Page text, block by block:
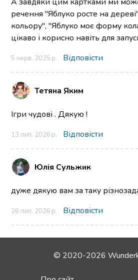
речення "Яблуко росте на
кольору", "Яблуко моє форму
цікаво і корисно навіть для
5 черв. 2025 р. Відповісти
Тетяна Яким
Ігри чудові . Дякую !
13 лип. 2026 р. Відповісти
Юлія Сульжик
дуже дякую вам за таку
26 лип. 2026 р. Відповісти
© 2020-2026